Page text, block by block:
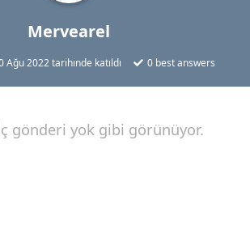
Mervearel
Ağu 2022tarihinde katıldı 0 best answers
gönderi yok gibi görünüyor.